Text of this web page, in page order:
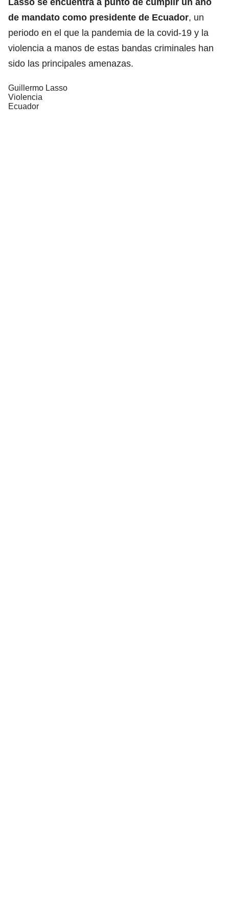
de mandato como presidente de Ecuador, un
periodo en el que la pandemia de la covid-19 y la
violencia a manos de estas bandas criminales han
sido las principales amenazas.
Guillermo Lasso
Violencia
Ecuador